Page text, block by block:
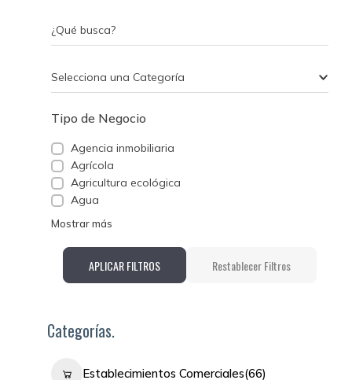
¿Qué busca?
Selecciona una Categoría
Tipo de Negocio
Agencia inmobiliaria
Agrícola
Agricultura ecológica
Agua
Mostrar más
APLICAR FILTROS Restablecer Filtros
Categorías.
Establecimientos Comerciales(66)